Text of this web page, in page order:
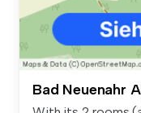
Bad Neuenahr